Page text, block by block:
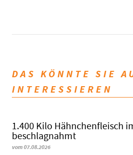
DAS KÖNNTE SIE
INTERESSIEREN
1.400 Kilo Hähnchenfleisch
beschlagnahmt
vom 07.08.2026